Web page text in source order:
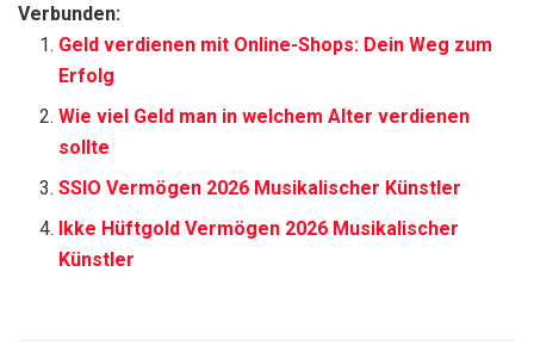
Verbunden:
Geld verdienen mit Online-Shops: Dein Weg zum
Erfolg
Wie viel Geld man in welchem Alter verdienen
sollte
SSIO Vermögen 2026 Musikalischer Künstler
Ikke Hüftgold Vermögen 2026 Musikalischer
Künstler